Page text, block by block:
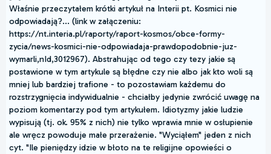
Właśnie przeczytałem krótki artykuł na Interii pt. Kosmici nie
odpowiadają?... (link w załączeniu:
https://nt.interia.pl/raporty/raport-kosmos/obce-formy-
zycia/news-kosmici-nie-odpowiadaja-prawdopodobnie-juz-
wymarli,nId,3012967). Abstrahując od tego czy tezy jakie są
postawione w tym artykule są błędne czy nie albo jak kto woli są
mniej lub bardziej trafione - to pozostawiam każdemu do
rozstrzygnięcia indywidualnie - chciałby jedynie zwrócić uwagę na
poziom komentarzy pod tym artykułem. Idiotyzmy jakie ludzie
wypisują (tj. ok. 95% z nich) nie tylko wprawia mnie w osłupienie
ale wręcz powoduje małe przerażenie. "Wyciąłem" jeden z nich
cyt. "Ile pieniędzy idzie w błoto na te religijne opowieści o